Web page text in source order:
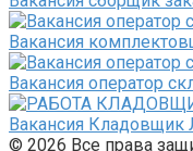
Вакансия
Вакансия оператор
Вакансия Кладовщик
© 2026 Все права